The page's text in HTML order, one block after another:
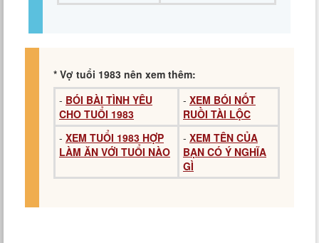
* Vợ tuổi 1983 nên xem thêm:
- BÓI BÀI TÌNH YÊU
CHO TUỔI 1983
- XEM BÓI NỐT
RUỒI TÀI LỘC
- XEM TUỔI 1983 HỢP
LÀM ĂN VỚI TUỔI NÀO
- XEM TÊN CỦA
BẠN CÓ Ý NGHĨA
GÌ